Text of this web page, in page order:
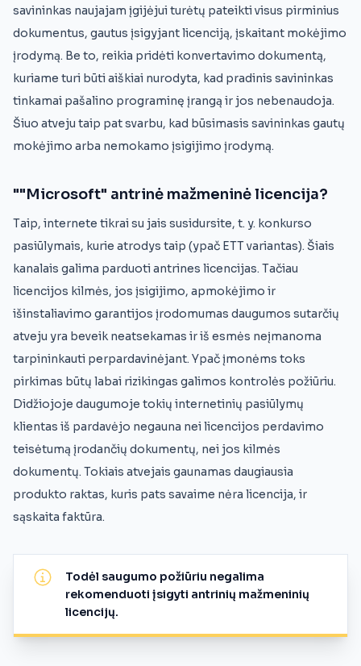
savininkas naujajam įgijėjui turėtų pateikti visus pirminius
dokumentus, gautus įsigyjant licenciją, įskaitant mokėjimo
įrodymą. Be to, reikia pridėti konvertavimo dokumentą,
kuriame turi būti aiškiai nurodyta, kad pradinis savininkas
tinkamai pašalino programinę įrangą ir jos nebenaudoja.
Šiuo atveju taip pat svarbu, kad būsimasis savininkas gautų
mokėjimo arba nemokamo įsigijimo įrodymą.
""Microsoft" antrinė mažmeninė licencija?
Taip, internete tikrai su jais susidursite, t. y. konkurso
pasiūlymais, kurie atrodys taip (ypač ETT variantas). Šiais
kanalais galima parduoti antrines licencijas. Tačiau
licencijos kilmės, jos įsigijimo, apmokėjimo ir
išinstaliavimo garantijos įrodomumas daugumos sutarčių
atveju yra beveik neatsekamas ir iš esmės neįmanoma
tarpininkauti perpardavinėjant. Ypač įmonėms toks
pirkimas būtų labai rizikingas galimos kontrolės požiūriu.
Didžiojoje daugumoje tokių internetinių pasiūlymų
klientas iš pardavėjo negauna nei licencijos perdavimo
teisėtumą įrodančių dokumentų, nei jos kilmės
dokumentų. Tokiais atvejais gaunamas daugiausia
produkto raktas, kuris pats savaime nėra licencija, ir
sąskaita faktūra.
Todėl saugumo požiūriu negalima
rekomenduoti įsigyti antrinių mažmeninių
licencijų.